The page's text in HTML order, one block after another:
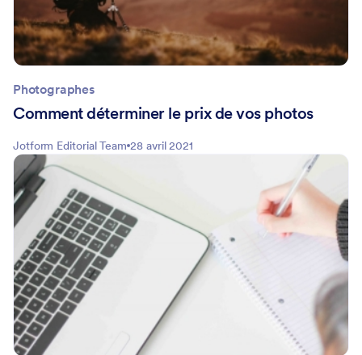
Photographes
Comment déterminer le prix de vos photos
Jotform Editorial Team 28 avril 2021